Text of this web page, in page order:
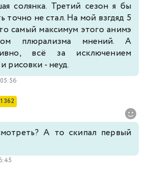
солянка. Третий сезон я бы
точно не стал. На мой взгдяд 5
самый максимум этого анимэ
плюрализма мнений. А
всё за исключением
рисовки - неуд.
1 362
А то скипал первый